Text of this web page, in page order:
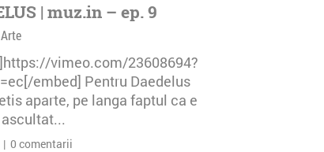
| muz.in – ep. 9
vimeo.com/23608694?
embed] Pentru Daedelus
aparte, pe langa faptul ca e
0 comentarii